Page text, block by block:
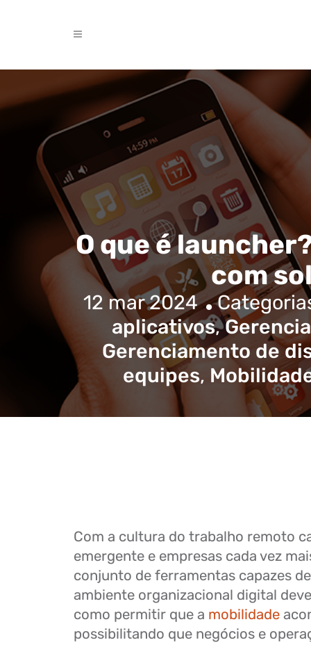
O que é
com
12 mar 2024
aplicativos,
Gerenciamento de
equipes,
Com a cultura do trabalho remoto
emergente e empresas cada vez
conjunto de ferramentas capazes
ambiente organizacional digital
como permitir que a mobilidade
possibilitando que negócios e